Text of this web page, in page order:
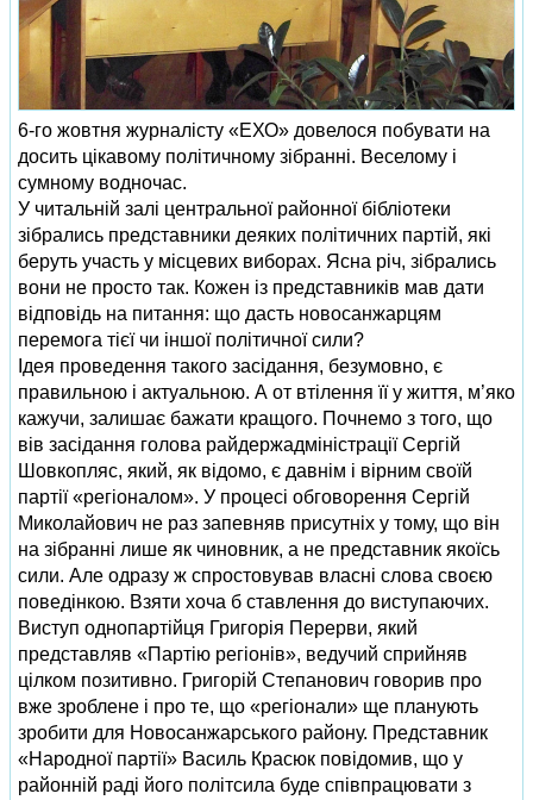
6‑го жовтня журналісту «ЕХО» довелося побувати на
досить цікавому політичному зібранні. Веселому і
сумному водночас.
У читальній залі центральної районної бібліотеки
зібрались представники деяких політичних партій, які
беруть участь у місцевих виборах. Ясна річ, зібрались
вони не просто так. Кожен із представників мав дати
відповідь на питання: що дасть новосанжарцям
перемога тієї чи іншої політичної сили?
Ідея проведення такого засідання, безумовно, є
правильною і актуальною. А от втілення її у життя, м’яко
кажучи, залишає бажати кращого. Почнемо з того, що
вів засідання голова райдержадміністрації Сергій
Шовкопляс, який, як відомо, є давнім і вірним своїй
партії «регіоналом». У процесі обговорення Сергій
Миколайович не раз запевняв присутніх у тому, що він
на зібранні лише як чиновник, а не представник якоїсь
сили. Але одразу ж спростовував власні слова своєю
поведінкою. Взяти хоча б ставлення до виступаючих.
Виступ однопартійця Григорія Перерви, який
представляв «Партію регіонів», ведучий сприйняв
цілком позитивно. Григорій Степанович говорив про
вже зроблене і про те, що «регіонали» ще планують
зробити для Новосанжарського району. Представник
«Народної партії» Василь Красюк повідомив, що у
районній раді його політсила буде співпрацювати з